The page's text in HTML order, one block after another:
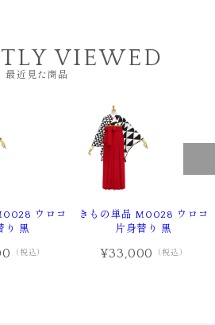
VIEWED
最近見た商品
ウロコ
り 黒
（税込）
きもの単品 M0028 ウロコ
片身替り 黒
¥33,000 （税込）